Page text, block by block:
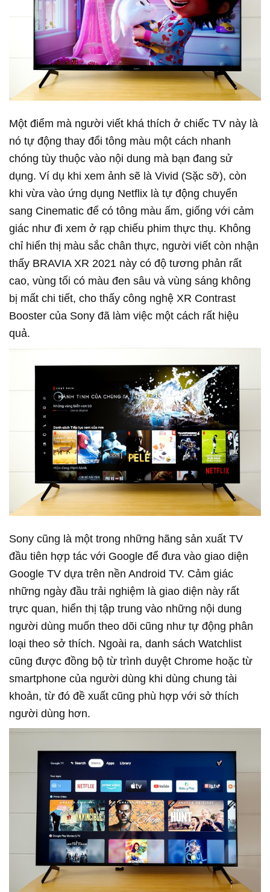
Một điểm mà người viết khá thích ở chiếc TV này là
nó tự động thay đổi tông màu một cách nhanh
chóng tùy thuộc vào nội dung mà bạn đang sử
dụng. Ví dụ khi xem ảnh sẽ là Vivid (Sặc sỡ), còn
khi vừa vào ứng dụng Netflix là tự động chuyển
sang Cinematic để có tông màu ấm, giống với cảm
giác như đi xem ở rạp chiếu phim thực thụ. Không
chỉ hiển thị màu sắc chân thực, người viết còn nhận
thấy BRAVIA XR 2021 này có độ tương phản rất
cao, vùng tối có màu đen sâu và vùng sáng không
bị mất chi tiết, cho thấy công nghệ XR Contrast
Booster của Sony đã làm việc một cách rất hiệu
quả.
Sony cũng là một trong những hãng sản xuất TV
đầu tiên hợp tác với Google để đưa vào giao diện
Google TV dựa trên nền Android TV. Cảm giác
những ngày đầu trải nghiệm là giao diện này rất
trực quan, hiển thị tập trung vào những nội dung
người dùng muốn theo dõi cũng như tự động phân
loại theo sở thích. Ngoài ra, danh sách Watchlist
cũng được đồng bộ từ trình duyệt Chrome hoặc từ
smartphone của người dùng khi dùng chung tài
khoản, từ đó đề xuất cũng phù hợp với sở thích
người dùng hơn.